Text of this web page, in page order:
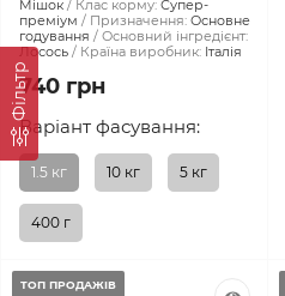
Фiльтр
Мішок Клас корму: Супер-
преміум
Призначення: Основне
годування
Основний інгредієнт:
Лосось
Країна виробник: Італія
740 грн
Варіант фасування:
1.5 кг 10 кг 5 кг
400 г
ТОП ПРОДАЖІВ